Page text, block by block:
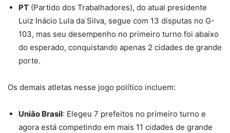
PT (Partido dos Trabalhadores), do atual presidente
Luiz Inácio Lula da Silva, segue com 13 disputas no G-
103, mas seu desempenho no primeiro turno foi abaixo
do esperado, conquistando apenas 2 cidades de grande
porte.
Os demais atletas nesse jogo político incluem:
União Brasil: Elegeu 7 prefeitos no primeiro turno e
agora está competindo em mais 11 cidades de grande